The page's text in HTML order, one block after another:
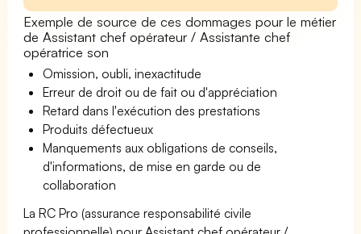
Exemple de source de ces dommages pour le métier
de Assistant chef opérateur / Assistante chef
opératrice son
Omission, oubli, inexactitude
Erreur de droit ou de fait ou d'appréciation
Retard dans l'exécution des prestations
Produits défectueux
Manquements aux obligations de conseils,
d'informations, de mise en garde ou de
collaboration
La RC Pro (assurance responsabilité civile